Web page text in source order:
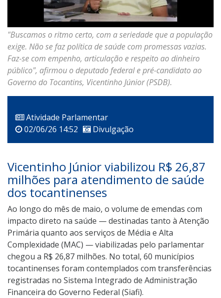
"Buscamos o ritmo certo, com a seriedade que a população
exige. Não se faz política de saúde com promessas vazias.
Faz-se com empenho, articulação e respeito ao dinheiro
público", afirmou o deputado federal e pré-candidato ao
Governo do Tocantins, Vicentinho Júnior (PSDB).
Atividade Parlamentar
02/06/26 14:52
Divulgação
Vicentinho Júnior viabilizou R$ 26,87
milhões para atendimento de saúde
dos tocantinenses
Ao longo do mês de maio, o volume de emendas com
impacto direto na saúde — destinadas tanto à Atenção
Primária quanto aos serviços de Média e Alta
Complexidade (MAC) — viabilizadas pelo parlamentar
chegou a R$ 26,87 milhões. No total, 60 municípios
tocantinenses foram contemplados com transferências
registradas no Sistema Integrado de Administração
Financeira do Governo Federal (Siafi).